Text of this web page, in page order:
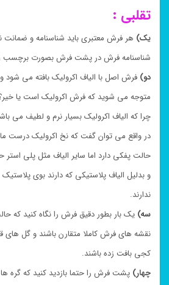
تقلبی :
یک) هر فرش معتبری باید شناسنامه و ضمانت
شناسنامه فرش در پشت فرش بصورت برچسب
دو) فرش اصل با الیاف اکرولیک بافته می شود
متوجه می شوید که فرش اکرولیک است یا
چرا که الیاف اکرولیک بسیار نرم و لطیف می
در واقع می توان گفت که نخ اکرولیک درست
حالت پفکی دارد اما سایر الیاف مثل پلی استر
و بدلیل الیاف پلاستیکی که دارند بوی
ندارند.
سه) یک بار بطور دقیق فرش را نگاه کنید که
نقشه های فرش کاملا متقارن باشند و گل های
کجی بافت زده باشند.
چهار) پشت فرش را حتما بازدید کنید که گره ها